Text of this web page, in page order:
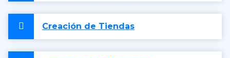
Creación de Tiendas